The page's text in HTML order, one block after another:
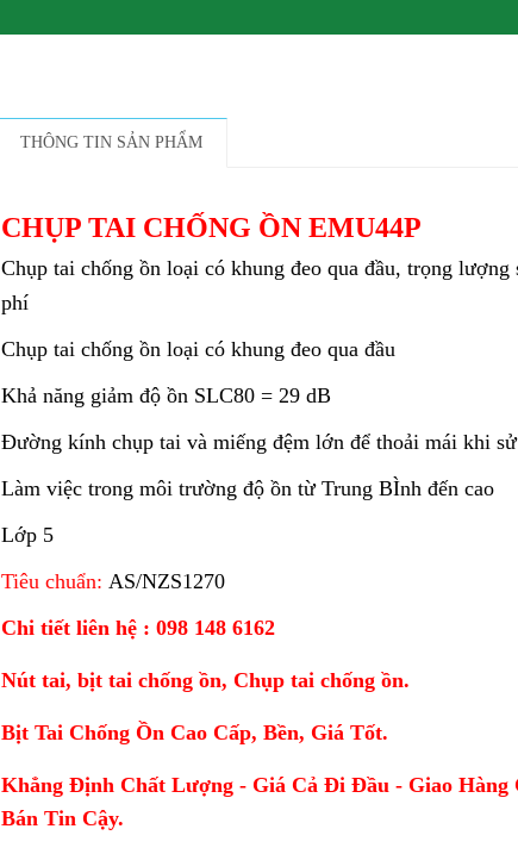
THÔNG TIN SẢN PHẨM
CHỤP TAI CHỐNG ỒN EMU44P
Chụp tai chống ồn loại có khung đeo qua đầu, trọng
phí
Chụp tai chống ồn loại có khung đeo qua đầu
Khả năng giảm độ ồn SLC80 = 29 dB
Đường kính chụp tai và miếng đệm lớn để thoải mái khi
Làm việc trong môi trường độ ồn từ Trung BÌnh đến cao
Lớp 5
Tiêu chuẩn: AS/NZS1270
Chi tiết liên hệ : 098 148 6162
Nút tai, bịt tai chống ồn, Chụp tai chống ồn.
Bịt Tai Chống Ồn Cao Cấp, Bền, Giá Tốt.
Khẳng Định Chất Lượng - Giá Cả Đi Đầu - Giao Hàng
Bán Tin Cậy.